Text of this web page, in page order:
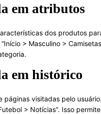
em atributos
dos produtos
> Masculino >
em histórico
visitadas pelo
> Notícias”. Isso